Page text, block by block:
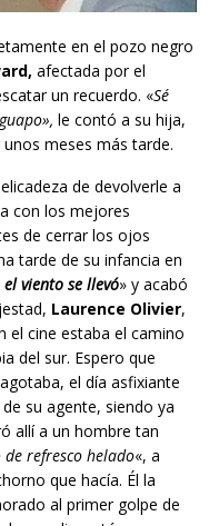
en el pozo negro
afectada por el
un recuerdo. «Sé
le contó a su hija,
meses más tarde.
de devolverle a
con los mejores
de cerrar los ojos
tarde de su infancia en
el viento se llevó» y acabó
Laurence Olivier,
el cine estaba el camino
del sur. Espero que
el día asfixiante
su agente, siendo ya
allí a un hombre tan
refresco helado«, a
que hacía. Él la
al primer golpe de